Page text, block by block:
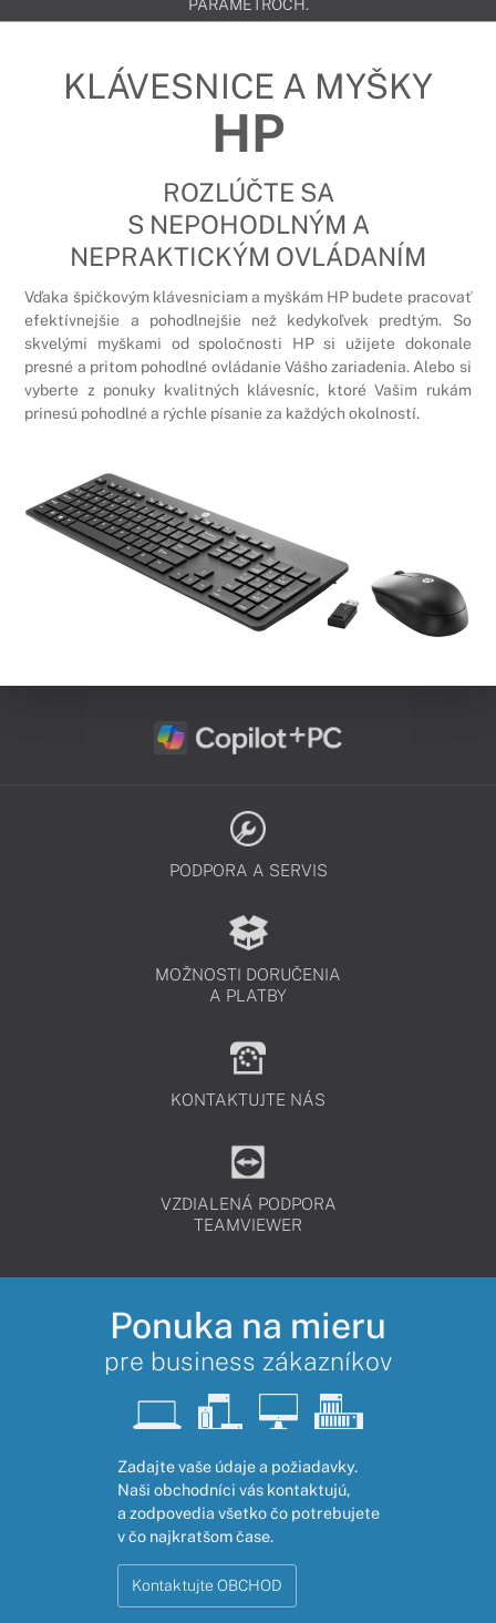
PARAMETROCH.
KLÁVESNICE A MYŠKY
HP
ROZLÚČTE SA
S NEPOHODLNÝM A
NEPRAKTICKÝM OVLÁDANÍM
Vďaka špičkovým klávesniciam a myškám HP budete pracovať
efektívnejšie a pohodlnejšie než kedykoľvek predtým. So
skvelými myškami od spoločnosti HP si užijete dokonale
presné a pritom pohodlné ovládanie Vášho zariadenia. Alebo si
vyberte z ponuky kvalitných klávesníc, ktoré Vašim rukám
prinesú pohodlné a rýchle písanie za každých okolností.
PODPORA A SERVIS
MOŽNOSTI DORUČENIA
A PLATBY
KONTAKTUJTE NÁS
VZDIALENÁ PODPORA
TEAMVIEWER
Ponuka na mieru
pre business zákazníkov
Zadajte vaše údaje a požiadavky.
Naši obchodníci vás kontaktujú,
a zodpovedia všetko čo potrebujete
v čo najkratšom čase.
Kontaktujte OBCHOD